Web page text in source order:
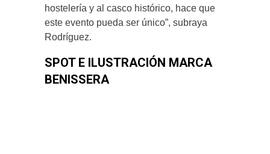
hostelería y al casco histórico, hace que
este evento pueda ser único”, subraya
Rodríguez.
SPOT E ILUSTRACIÓN MARCA
BENISSERA